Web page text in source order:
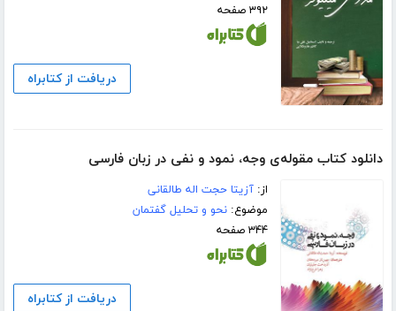
۳۹۲ صفحه
دریافت از کتابراه
دانلود کتاب مقوله‌ی وجه، نمود و نفی در زبان فارسی
از:آزیتا حجت اله طالقانی
موضوع:نحو و تحلیل گفتمان
۳۴۴ صفحه
دریافت از کتابراه